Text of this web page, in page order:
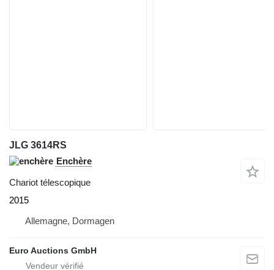
JLG 3614RS
Enchère
Chariot télescopique
2015
Allemagne, Dormagen
Euro Auctions GmbH